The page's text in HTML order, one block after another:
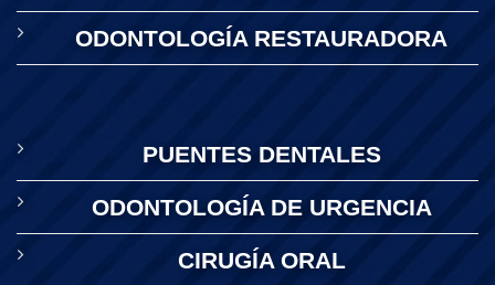
ODONTOLOGÍA RESTAURADORA
PUENTES DENTALES
ODONTOLOGÍA DE URGENCIA
CIRUGÍA ORAL